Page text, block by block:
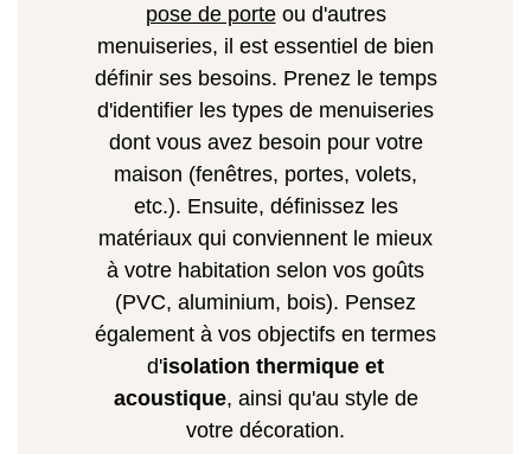
pose de porteou d'autres
menuiseries, il est essentiel de bien
définir ses besoins. Prenez le temps
d'identifier les types de menuiseries
dont vous avez besoin pour votre
maison (fenêtres, portes, volets,
etc.). Ensuite, définissez les
matériaux qui conviennent le mieux
à votre habitation selon vos goûts
(PVC, aluminium, bois). Pensez
également à vos objectifs en termes
d'isolation thermique et
acoustique, ainsi qu'au style de
votre décoration.